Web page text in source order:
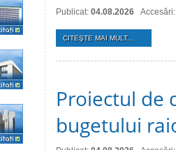
Publicat: 04.08.2026
CITEŞTE MAI MULT...
Proiectul de
bugetului